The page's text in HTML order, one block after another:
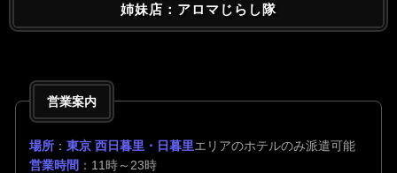
姉妹店：アロマじらし隊
営業案内
場所 ： 東京 西日暮里・日暮里エリアのホテルのみ派遣可能
営業時間 ：11時～23時